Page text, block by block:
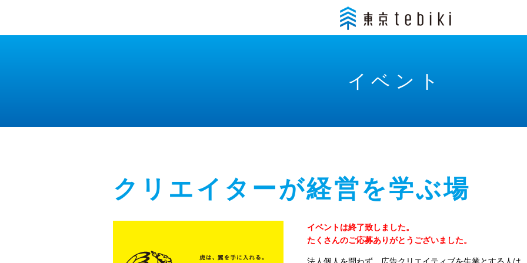
イベント
クリエイターが経営を学ぶ場
イベントは終了致しました。
たくさんのご応募ありがとうございました。
法人個人を問わず、広告クリエイティブを生業とする人は